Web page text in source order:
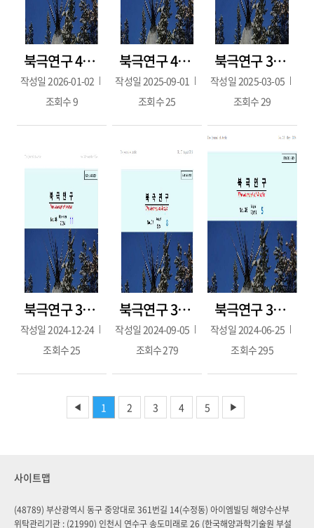
북극연구 40호(2025.5월호)
작성일 2026-01-02
조회수9
북극연구 41호(2025.08.)
작성일 2025-09-01
조회수25
북극연구 39호(2025.2.28.)
작성일 2025-03-05
조회수29
북극연구 38호(2024.11.30)
작성일 2024-12-24
조회수25
북극연구 37호(2024년 8월)
작성일 2024-09-05
조회수279
북극연구 36호(2024년 5월)
작성일 2024-06-25
조회수295
◀ 1 2 3 4 5 ▶
사이트맵
(48789) 부산광역시 동구 중앙대로 361번길 14(수정동) 아이엠빌딩 해양수산부
위탁관리기관 : (21990) 인천시 연수구 송도미래로 26 (한국해양과학기술원 부설